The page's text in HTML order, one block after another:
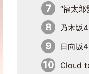
“福太郎愛”で話題…乃
乃木坂46×ビルディ
日向坂46石塚瑶季、東京ドー
Cloud ten佐藤流星「